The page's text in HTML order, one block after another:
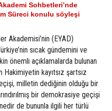
Sohbetleri’nde
Süreci konulu söyleşi
Akademisi’nin (EYAD)
sıcak gündemini ve
önemli açıklamalarda bulunan
kayıtsız şartsız
milletin dediğinin olduğu bir
bir demokrasiye geçişi
de bununla ilgili her türlü